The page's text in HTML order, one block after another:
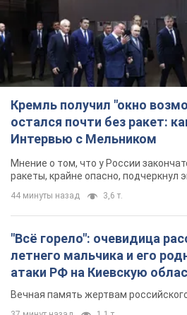
Кремль получил "окно
остался почти без ракет:
Интервью с Мельником
Мнение о том, что у России
ракеты, крайне опасно, подчеркнул
44 минуты назад 3,6 т.
"Всё горело": очевидица
летнего мальчика и его
атаки РФ на Киевскую
Вечная память жертвам